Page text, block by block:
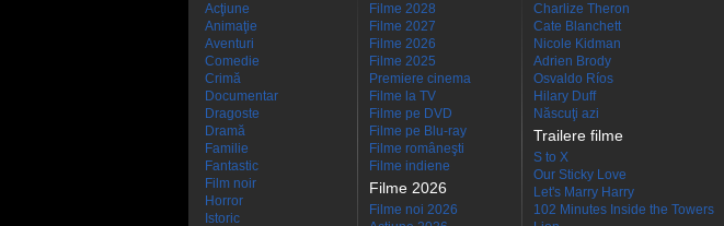
Acţiune
Animaţie
Aventuri
Comedie
Crimă
Documentar
Dragoste
Dramă
Familie
Fantastic
Film noir
Horror
Istoric
Filme 2028
Filme 2027
Filme 2026
Filme 2025
Premiere cinema
Filme la TV
Filme pe DVD
Filme pe Blu-ray
Filme româneşti
Filme indiene
Filme 2026
Filme noi 2026
Charlize Theron
Cate Blanchett
Nicole Kidman
Adrien Brody
Osvaldo Ríos
Hilary Duff
Născuţi azi
Trailere filme
S to X
Our Sticky Love
Let's Marry Harry
102 Minutes Inside the Towers